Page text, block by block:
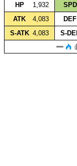
HP
1,932 SPD
ATK
4,083 DEF
S‑ATK 4,083